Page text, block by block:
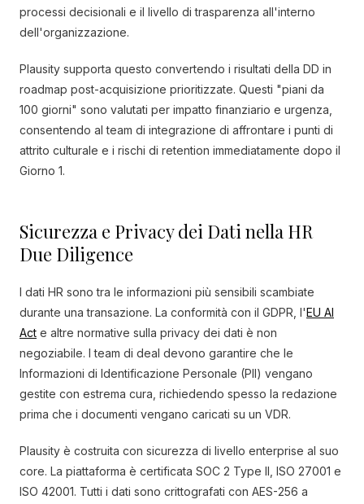
processi decisionali e il livello di trasparenza all'interno
dell'organizzazione.
Plausity supporta questo convertendo i risultati della DD in
roadmap post-acquisizione prioritizzate. Questi "piani da
100 giorni" sono valutati per impatto finanziario e urgenza,
consentendo al team di integrazione di affrontare i punti di
attrito culturale e i rischi di retention immediatamente dopo il
Giorno 1.
Sicurezza e Privacy dei Dati nella HR
Due Diligence
I dati HR sono tra le informazioni più sensibili scambiate
durante una transazione. La conformità con il GDPR, l'EU AI
Act e altre normative sulla privacy dei dati è non
negoziabile. I team di deal devono garantire che le
Informazioni di Identificazione Personale (PII) vengano
gestite con estrema cura, richiedendo spesso la redazione
prima che i documenti vengano caricati su un VDR.
Plausity è costruita con sicurezza di livello enterprise al suo
core. La piattaforma è certificata SOC 2 Type II, ISO 27001 e
ISO 42001. Tutti i dati sono crittografati con AES-256 a